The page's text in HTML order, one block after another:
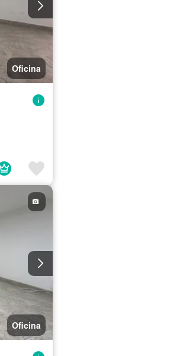
Oficina
Oficina